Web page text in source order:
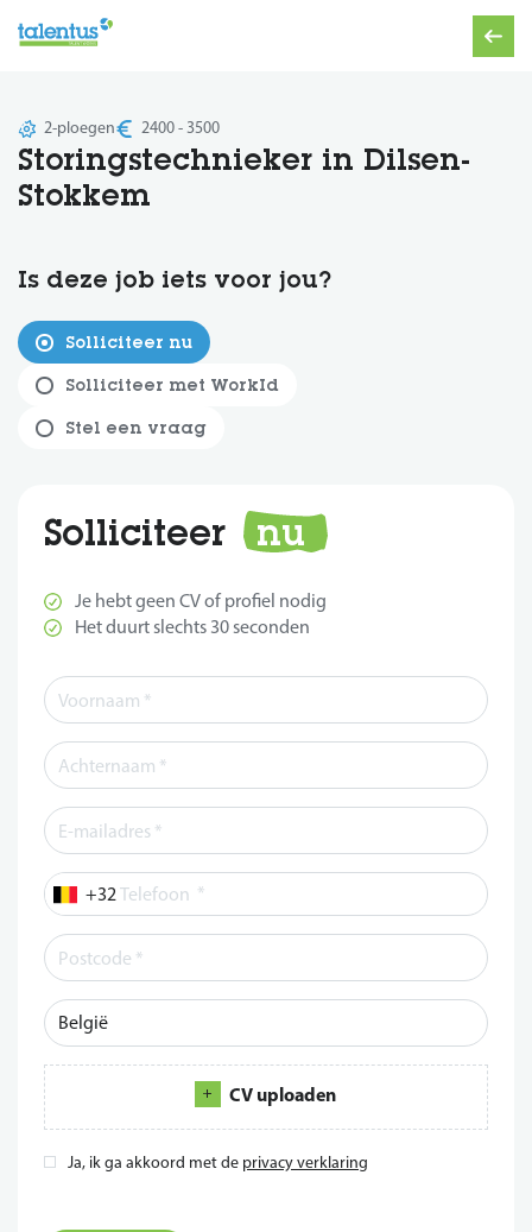
Storingstechnieker in Dilsen-
Stokkem
2-ploegen 2400 - 3500
Is deze job iets voor jou?
Solliciteer nu
Solliciteer met WorkId
Stel een vraag
Solliciteer nu
Je hebt geen CV of profiel nodig
Het duurt slechts 30 seconden
Telefoon *
CV uploaden
Ja, ik ga akkoord met de privacy verklaring